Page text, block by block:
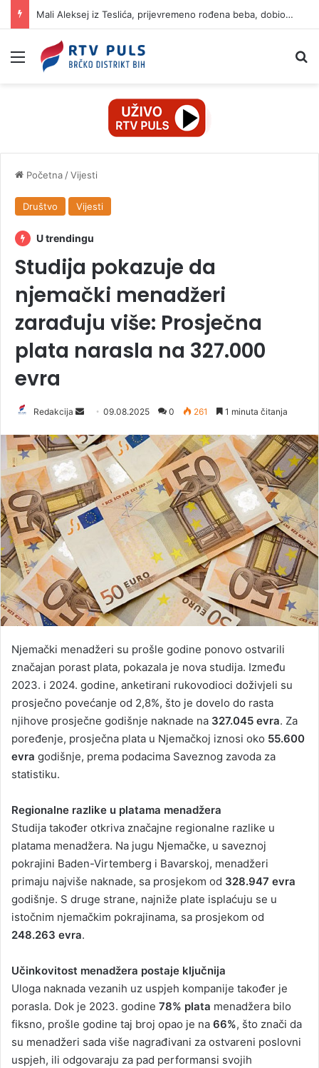
Mali Aleksej iz Teslića, prijevremeno rođena beba, dobio životnu bitku na UKC-u Srpske
Izbornik
Početna /Vijesti
Društvo Vijesti
U trendingu
Studija pokazuje da
njemački menadžeri
zarađuju više: Prosječna
plata narasla na 327.000
evra
Redakcija
n
d
a
n
e
m
l
09.08.2025 0 261 1 minuta čitanja
Njemački menadžeri su prošle godine ponovo ostvarili
značajan porast plata, pokazala je nova studija. Između
2023. i 2024. godine, anketirani rukovodioci doživjeli su
prosječno povećanje od 2,8%, što je dovelo do rasta
njihove prosječne godišnje naknade na 327.045 evra. Za
poređenje, prosječna plata u Njemačkoj iznosi oko 55.600
evra godišnje, prema podacima Saveznog zavoda za
statistiku.
Regionalne razlike u platama menadžera
Studija također otkriva značajne regionalne razlike u
platama menadžera. Na jugu Njemačke, u saveznoj
pokrajini Baden-Virtemberg i Bavarskoj, menadžeri
primaju najviše naknade, sa prosjekom od 328.947 evra
godišnje. S druge strane, najniže plate isplaćuju se u
istočnim njemačkim pokrajinama, sa prosjekom od
248.263 evra.
Učinkovitost menadžera postaje ključnija
Uloga naknada vezanih uz uspjeh kompanije također je
porasla. Dok je 2023. godine 78% plata menadžera bilo
fiksno, prošle godine taj broj opao je na 66%, što znači da
su menadžeri sada više nagrađivani za ostvareni poslovni
uspjeh, ili odgovaraju za pad performansi svojih